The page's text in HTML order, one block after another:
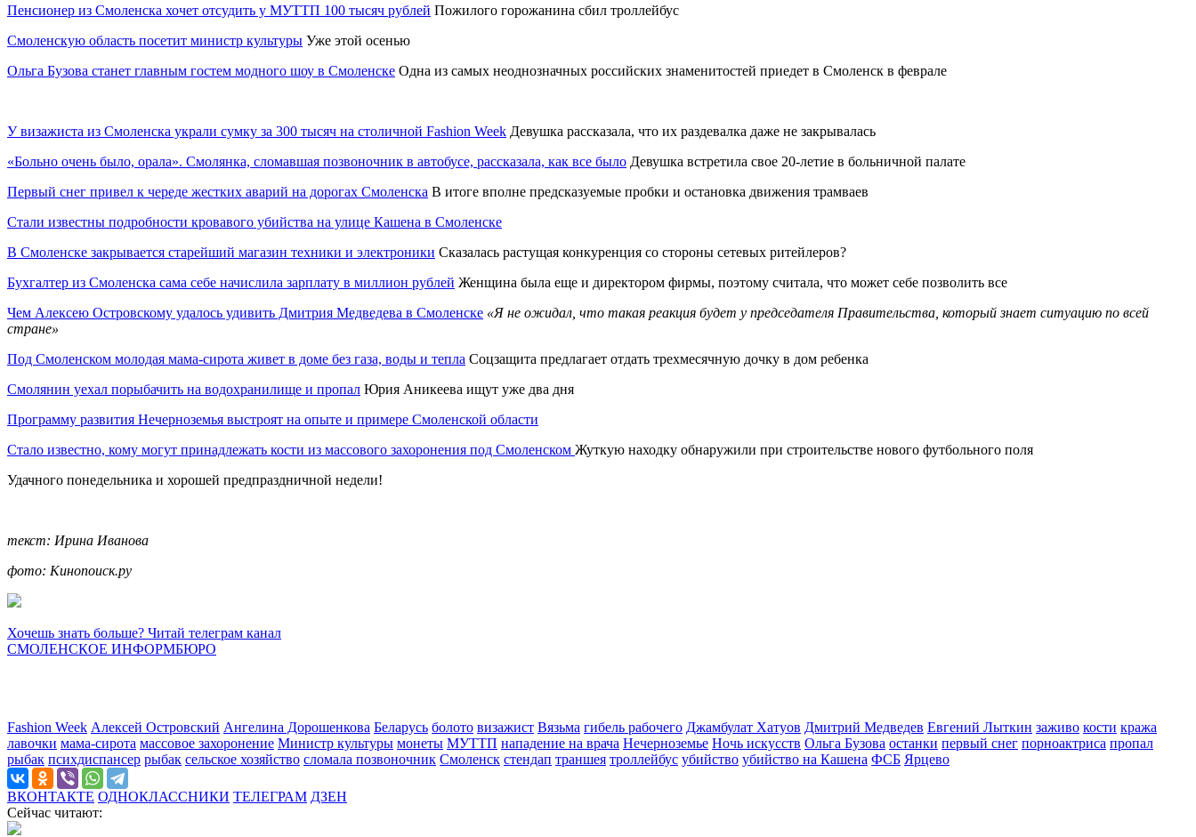
Пенсионер из Смоленска хочет отсудить у МУТТП 100 тысяч рублей Пожилого горожанина сбил троллейбус
Смоленскую область посетит министр культуры Уже этой осенью
Ольга Бузова станет главным гостем модного шоу в Смоленске Одна из самых неоднозначных российских знаменитостей приедет в Смоленск в феврале
У визажиста из Смоленска украли сумку за 300 тысяч на столичной Fashion Week Девушка рассказала, что их раздевалка даже не закрывалась
«Больно очень было, орала». Смолянка, сломавшая позвоночник в автобусе, рассказала, как все было Девушка встретила свое 20-летие в больничной палате
Первый снег привел к череде жестких аварий на дорогах Смоленска В итоге вполне предсказуемые пробки и остановка движения трамваев
Стали известны подробности кровавого убийства на улице Кашена в Смоленске
В Смоленске закрывается старейший магазин техники и электроники Сказалась растущая конкуренция со стороны сетевых ритейлеров?
Бухгалтер из Смоленска сама себе начислила зарплату в миллион рублей Женщина была еще и директором фирмы, поэтому считала, что может себе позволить все
Чем Алексею Островскому удалось удивить Дмитрия Медведева в Смоленске «Я не ожидал, что такая реакция будет у председателя Правительства, который знает ситуацию по всей
стране»
Под Смоленском молодая мама-сирота живет в доме без газа, воды и тепла Соцзащита предлагает отдать трехмесячную дочку в дом ребенка
Смолянин уехал порыбачить на водохранилище и пропал Юрия Аникеева ищут уже два дня
Программу развития Нечерноземья выстроят на опыте и примере Смоленской области
Стало известно, кому могут принадлежать кости из массового захоронения под Смоленском Жуткую находку обнаружили при строительстве нового футбольного поля
Удачного понедельника и хорошей предпраздничной недели!
текст: Ирина Иванова
фото: Кинопоиск.ру
Хочешь знать больше? Читай телеграм канал
СМОЛЕНСКОЕ ИНФОРМБЮРО
Fashion Week Алексей Островский Ангелина Дорошенкова Беларусь болото визажист Вязьма гибель рабочего Джамбулат Хатуов Дмитрий Медведев Евгений Лыткин заживо кости кража
лавочки мама-сирота массовое захоронение Министр культуры монеты МУТТП нападение на врача Нечерноземье Ночь искусств Ольга Бузова останки первый снег порноактриса пропал
рыбак психдиспансер рыбак сельское хозяйство сломала позвоночник Смоленск стендап траншея троллейбус убийство убийство на Кашена ФСБ Ярцево
ВКОНТАКТЕ ОДНОКЛАССНИКИ ТЕЛЕГРАМ ДЗЕН
Сейчас читают: